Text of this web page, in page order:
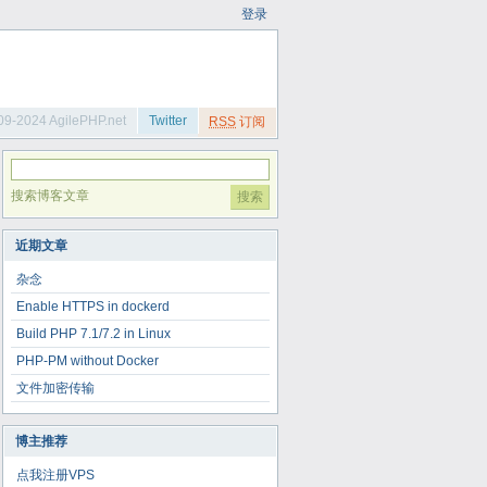
登录
RSS 订阅
Twitter
2024 AgilePHP.net
搜索博客文章
近期文章
杂念
Enable HTTPS in dockerd
Build PHP 7.1/7.2 in Linux
PHP-PM without Docker
文件加密传输
博主推荐
点我注册VPS